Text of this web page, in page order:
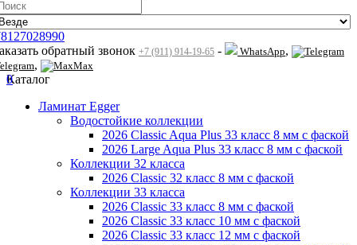
обратный звонок +7 (911) 914-19-65 - WhatsApp,
, Max
0
Каталог
Ламинат Egger
Водостойкие коллекции
2026 Classic Aqua Plus 33 класс 8 мм с фаской
2026 Large Aqua Plus 33 класс 8 мм с фаской
Коллекции 32 класса
2026 Classic 32 класс 8 мм с фаской
Коллекции 33 класса
2026 Classic 33 класс 8 мм с фаской
2026 Classic 33 класс 10 мм с фаской
2026 Classic 33 класс 12 мм с фаской